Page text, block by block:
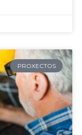
PROXECTOS